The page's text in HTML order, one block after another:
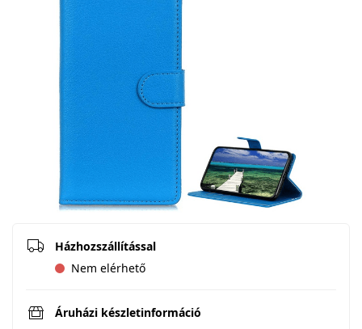
Házhozszállítással
Nem elérhető
Áruházi készletinformáció